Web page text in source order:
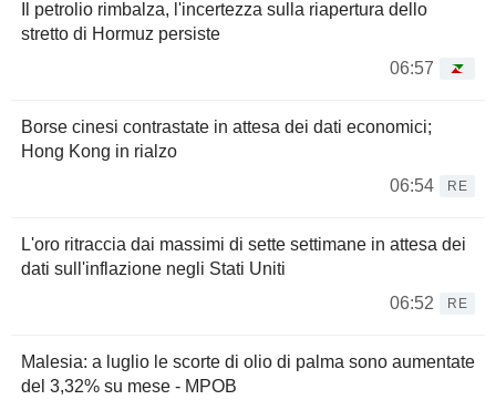
Il petrolio rimbalza, l'incertezza sulla riapertura dello
stretto di Hormuz persiste
06:57
Borse cinesi contrastate in attesa dei dati economici;
Hong Kong in rialzo
06:54
RE
L'oro ritraccia dai massimi di sette settimane in attesa dei
dati sull'inflazione negli Stati Uniti
06:52
RE
Malesia: a luglio le scorte di olio di palma sono aumentate
del 3,32% su mese - MPOB